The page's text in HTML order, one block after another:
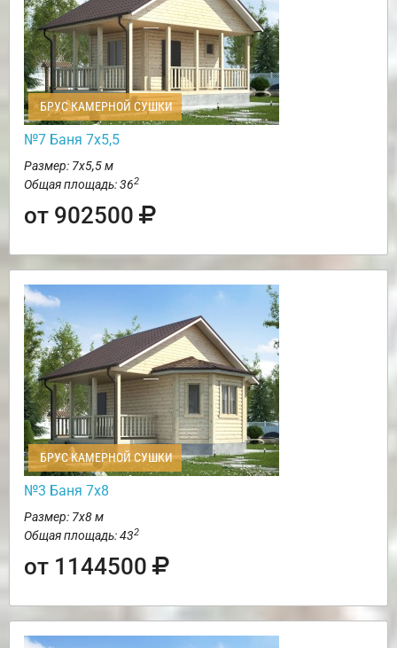
БРУС КАМЕРНОЙ СУШКИ
№7 Баня 7х5,5
Размер: 7х5,5 м
Общая площадь: 362
от 902500
БРУС КАМЕРНОЙ СУШКИ
№3 Баня 7х8
Размер: 7х8 м
Общая площадь: 432
от 1144500